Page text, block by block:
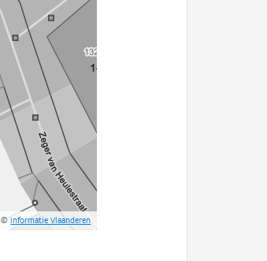
©Informatie Vlaanderen